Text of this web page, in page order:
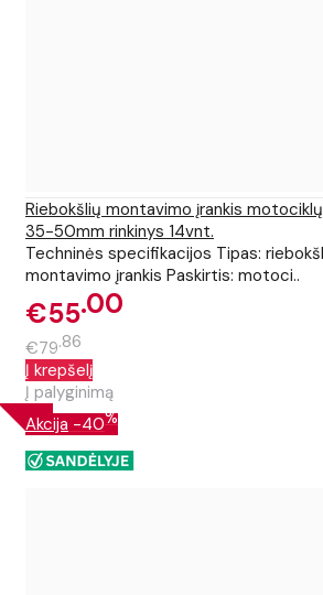
Riebokšlių montavimo įrankis
35-50mm rinkinys 14vnt.
Techninės specifikacijos Tipas:
montavimo įrankis Paskirtis: motoci..
€5500
€79 86
Į krepšelį
Į palyginimą
Akcija -40%